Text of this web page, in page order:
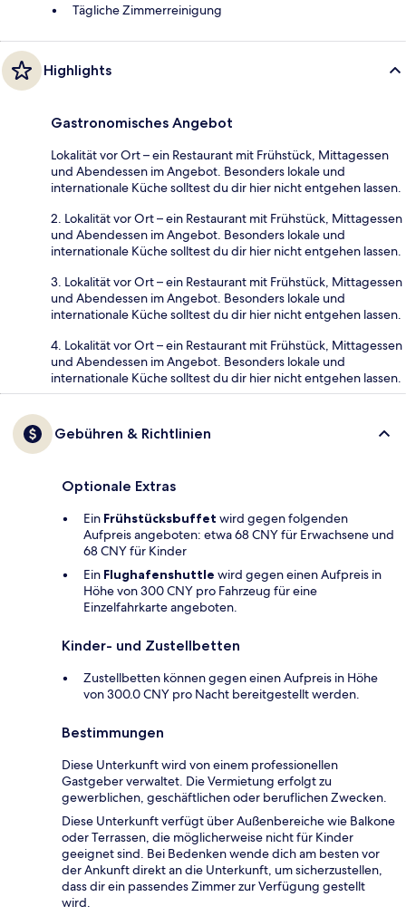
Tägliche Zimmerreinigung
Highlights
Gastronomisches Angebot
Lokalität vor Ort – ein Restaurant mit Frühstück, Mittagessen
und Abendessen im Angebot. Besonders lokale und
internationale Küche solltest du dir hier nicht entgehen lassen.
2. Lokalität vor Ort – ein Restaurant mit Frühstück, Mittagessen
und Abendessen im Angebot. Besonders lokale und
internationale Küche solltest du dir hier nicht entgehen lassen.
3. Lokalität vor Ort – ein Restaurant mit Frühstück, Mittagessen
und Abendessen im Angebot. Besonders lokale und
internationale Küche solltest du dir hier nicht entgehen lassen.
4. Lokalität vor Ort – ein Restaurant mit Frühstück, Mittagessen
und Abendessen im Angebot. Besonders lokale und
internationale Küche solltest du dir hier nicht entgehen lassen.
Gebühren & Richtlinien
Optionale Extras
Ein Frühstücksbuffet wird gegen folgenden
Aufpreis angeboten: etwa 68 CNY für Erwachsene und
68 CNY für Kinder
Ein Flughafenshuttle wird gegen einen Aufpreis in
Höhe von 300 CNY pro Fahrzeug für eine
Einzelfahrkarte angeboten.
Kinder- und Zustellbetten
Zustellbetten können gegen einen Aufpreis in Höhe
von 300.0 CNY pro Nacht bereitgestellt werden.
Bestimmungen
Diese Unterkunft wird von einem professionellen
Gastgeber verwaltet. Die Vermietung erfolgt zu
gewerblichen, geschäftlichen oder beruflichen Zwecken.
Diese Unterkunft verfügt über Außenbereiche wie Balkone
oder Terrassen, die möglicherweise nicht für Kinder
geeignet sind. Bei Bedenken wende dich am besten vor
der Ankunft direkt an die Unterkunft, um sicherzustellen,
dass dir ein passendes Zimmer zur Verfügung gestellt
wird.